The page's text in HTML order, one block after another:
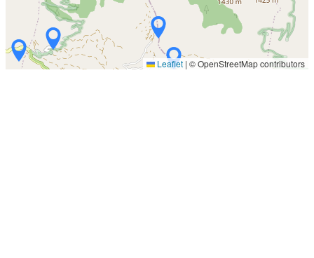
Leaflet | © OpenStreetMap contributors